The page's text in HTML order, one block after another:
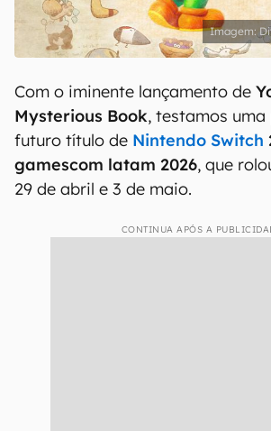
Com o iminente lançamento de
Mysterious Book, testamos
futuro título de Nintendo Switch
gamescom latam 2026, que
29 de abril e 3 de maio.
CONTINUA APÓS A